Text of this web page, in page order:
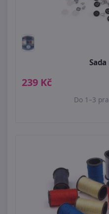
239 Kč
Do 1–3